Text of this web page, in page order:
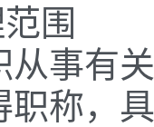
围
有关
职称，